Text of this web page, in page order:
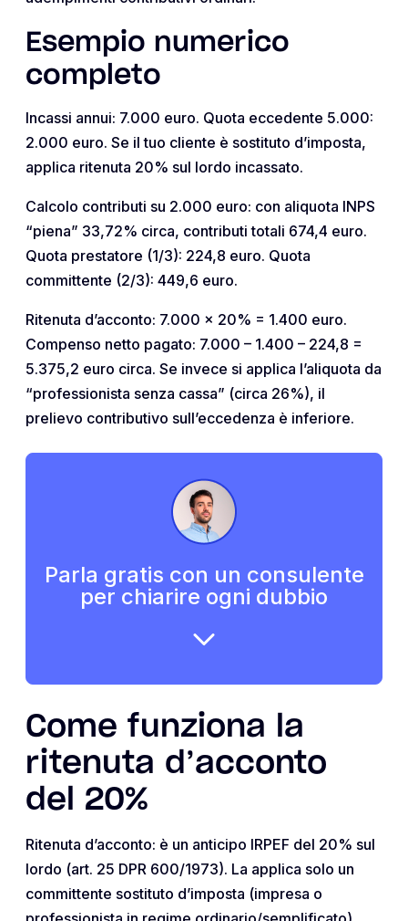
Esempio numerico
completo
Incassi annui: 7.000 euro. Quota eccedente 5.000:
2.000 euro. Se il tuo cliente è sostituto d’imposta,
applica ritenuta 20% sul lordo incassato.
Calcolo contributi su 2.000 euro: con aliquota INPS
“piena” 33,72% circa, contributi totali 674,4 euro.
Quota prestatore (1/3): 224,8 euro. Quota
committente (2/3): 449,6 euro.
Ritenuta d’acconto: 7.000 x 20% = 1.400 euro.
Compenso netto pagato: 7.000 – 1.400 – 224,8 =
5.375,2 euro circa. Se invece si applica l’aliquota da
“professionista senza cassa” (circa 26%), il
prelievo contributivo sull’eccedenza è inferiore.
Parla gratis con un consulente
per chiarire ogni dubbio
Come funziona la
ritenuta d’acconto
del 20%
Ritenuta d’acconto: è un anticipo IRPEF del 20% sul
lordo (art. 25 DPR 600/1973). La applica solo un
committente sostituto d’imposta (impresa o